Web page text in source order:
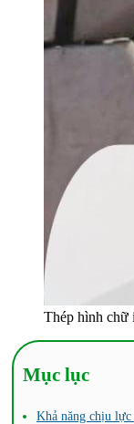
Thép hình chữ
Mục lục
Khả năng chịu